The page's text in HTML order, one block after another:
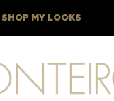
SHOP MY LOOKS